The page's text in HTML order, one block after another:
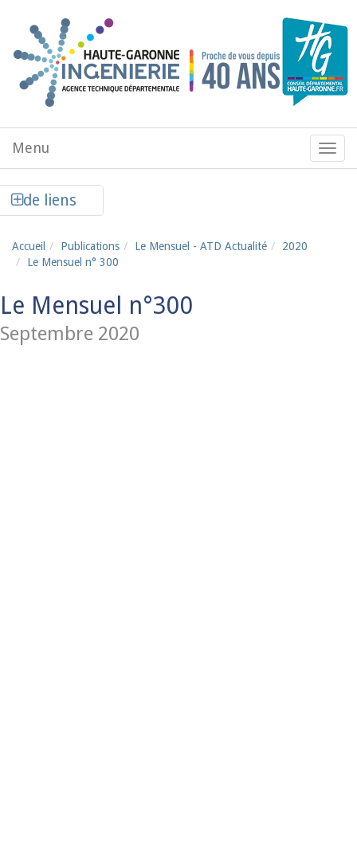
Menu
de
Menu
de liens
Accueil Publications Le Mensuel - ATD Actualité
2020
Le Mensuel n° 300
Le Mensuel n°300
Septembre 2020